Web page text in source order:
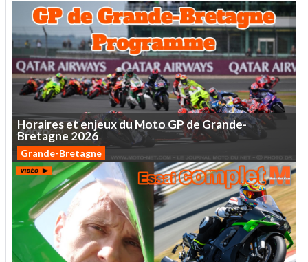
HorairesetenjeuxduMotoGPdeGrande-
Bretagne 2026
Grande-Bretagne